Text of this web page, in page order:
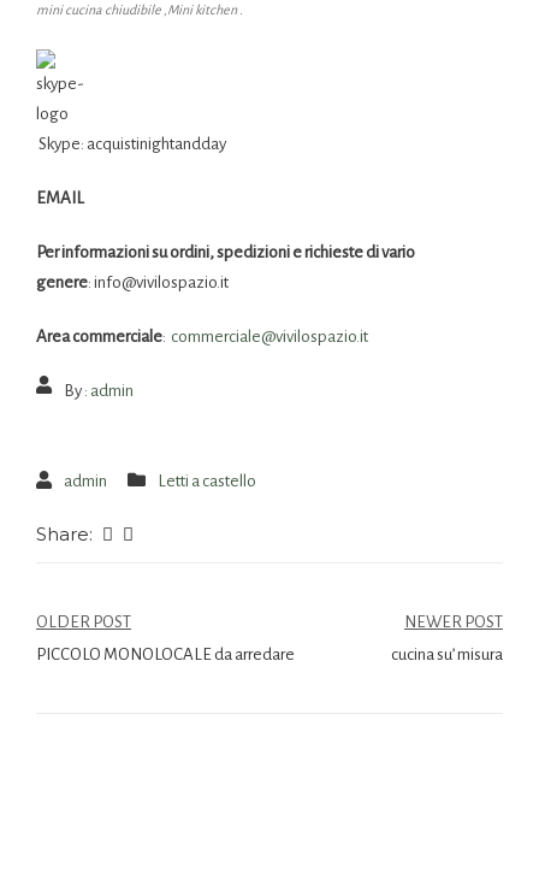
mini cucina chiudibile ,Mini kitchen .
Skype: acquistinightandday
EMAIL
Per informazioni su ordini, spedizioni e richieste di vario
genere: info@vivilospazio.it
Area commerciale: commerciale@vivilospazio.it
By : admin
admin Letti a castello
Share:
OLDER POST
PICCOLO MONOLOCALE da arredare
NEWER POST
cucina su’ misura